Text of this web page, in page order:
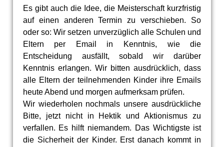
Es gibt auch die Idee, die Meisterschaft kurzfristig
auf einen anderen Termin zu verschieben. So
oder so: Wir setzen unverzüglich alle Schulen und
Eltern per Email in Kenntnis, wie die
Entscheidung ausfällt, sobald wir darüber
Kenntnis erlangen. Wir bitten ausdrücklich, dass
alle Eltern der teilnehmenden Kinder ihre Emails
heute Abend und morgen aufmerksam prüfen.
Wir wiederholen nochmals unsere ausdrückliche
Bitte, jetzt nicht in Hektik und Aktionismus zu
verfallen. Es hilft niemandem. Das Wichtigste ist
die Sicherheit der Kinder. Erst danach kommt in